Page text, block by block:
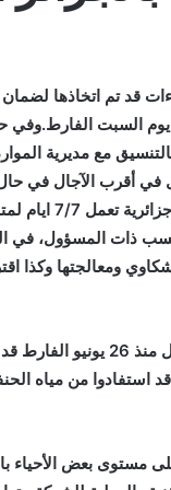
قد تم اتخاذها لضمان
يوم السبت الفارط.وفي
مع مديرية الموارد
في أقرب الآجال في
وكشف في هذا
ذات المسؤول، في
ومعالجتها وكذا
من 90 بالمئة من المواطنين قد
مستوى بعض الأحياء